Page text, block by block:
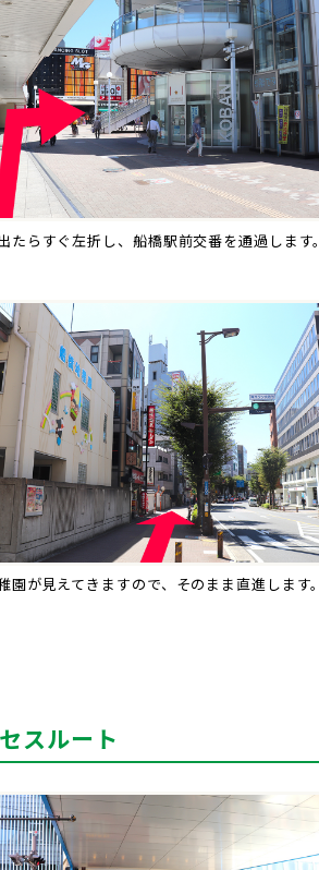
たらすぐ左折し、船橋駅前交番を通過します。
園が見えてきますので、そのまま直進します。
スルート